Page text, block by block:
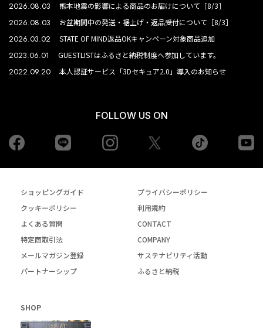
2026.08.03 熊本地震の影響による商品のお届けについて［8/3］
2026.08.03 お盆期間中の発送・裾上げ・返品受付について［8/3］
2026.03.02 STATE OF MIND返品OKキャンペーン対象商品追加
2023.06.01 GUESTLISTはふるさと納税制度へ参加しています。
2022.09.20 本人認証サービス「3Dセキュア2.0」導入のお知らせ
FOLLOW US ON
Facebook Instagram tiktok
ショッピングガイド
プライバシーポリシー
クッキーポリシー
利用規約
よくある質問
CONTACT
特定商取引法
COMPANY
メールマガジン登録
サステナビリティ活動
パートナーシップ
ふるさと納税
SHOP